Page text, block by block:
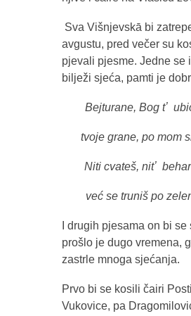
Sva Višnjevskā bi
avgustu, pred večer su
pjevali pjesme. Jedne se
bilježi sjeća, pamti je
Bejturane, Bog tʼ
tvoje grane, po mom
Niti cvateš, nitʼ
već se truniš po
I drugih pjesama on bi se
prošlo je dugo vremena,
zastrle mnoga sjećanja.
Prvo bi se kosili čairi
Vukovice, pa